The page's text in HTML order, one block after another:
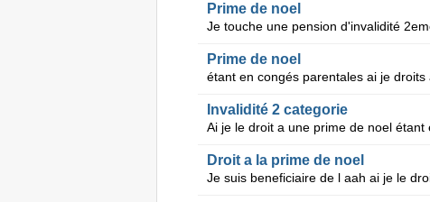
Prime de noel
Prime de noel
Invalidité 2 categorie
Droit a la prime de noel